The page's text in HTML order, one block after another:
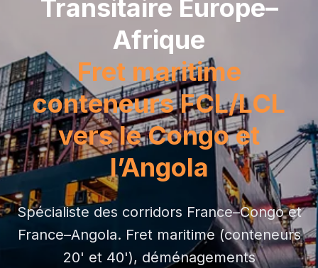
Transitaire Europe–
Afrique
Fret maritime
conteneurs FCL/LCL
vers le Congo et
l’Angola
Spécialiste des corridors France–Congo et
France–Angola. Fret maritime (conteneurs
20' et 40'), déménagements